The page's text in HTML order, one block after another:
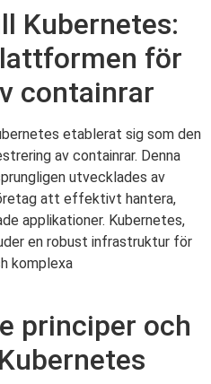
Kubernetes:
för
containrar
etablerat sig som den
av containrar. Denna
utvecklades av
att effektivt hantera,
applikationer. Kubernetes,
en robust infrastruktur för
komplexa
principer och